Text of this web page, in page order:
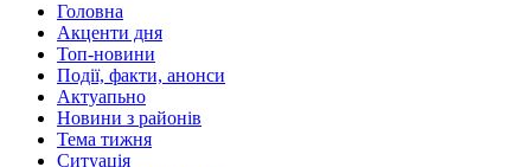
Головна
Акценти дня
Топ-новини
Події, факти, анонси
Актуапьно
Новини з районів
Тема тижня
Ситуація